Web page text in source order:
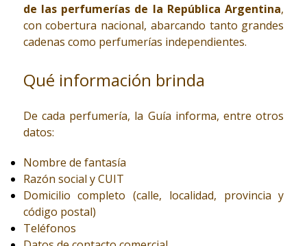
de las perfumerías de la República Argentina,
con cobertura nacional, abarcando tanto grandes
cadenas como perfumerías independientes.
Qué información brinda
De cada perfumería, la Guía informa, entre otros
datos:
Nombre de fantasía
Razón social y CUIT
Domicilio completo (calle, localidad, provincia y
código postal)
Teléfonos